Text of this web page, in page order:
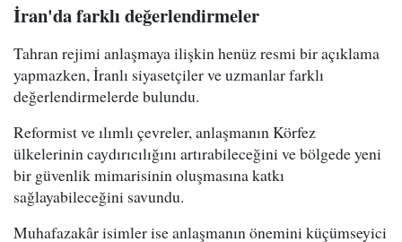
İran'da farklı değerlendirmeler
Tahran rejimi anlaşmaya ilişkin henüz resmi bir açıklama
yapmazken, İranlı siyasetçiler ve uzmanlar farklı
değerlendirmelerde bulundu.
Reformist ve ılımlı çevreler, anlaşmanın Körfez
ülkelerinin caydırıcılığını artırabileceğini ve bölgede yeni
bir güvenlik mimarisinin oluşmasına katkı
sağlayabileceğini savundu.
Muhafazakâr isimler ise anlaşmanın önemini küçümseyici